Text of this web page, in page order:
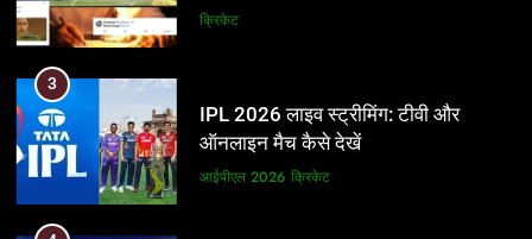
और BCCI पर लगाए गंभीर आरोप
क्रिकेट
3
IPL 2026 लाइव स्ट्रीमिंग: टीवी और
ऑनलाइन मैच कैसे देखें
आईपीएल 2026 क्रिकेट